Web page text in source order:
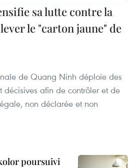
sa lutte contre la
le "carton jaune" de
de Quang Ninh déploie des
décisives afin de contrôler et de
non déclarée et non
poursuivi